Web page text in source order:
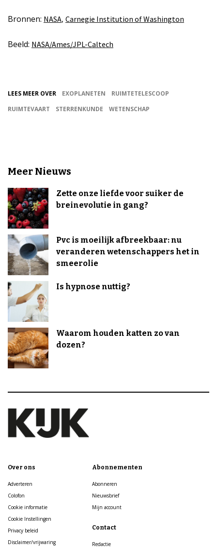
Bronnen: NASA, Carnegie Institution of Washington
Beeld: NASA/Ames/JPL-Caltech
LEES MEER OVER EXOPLANETEN
RUIMTETELESCOOP
RUIMTEVAART
STERRENKUNDE WETENSCHAP
Meer Nieuws
Zette onze liefde voor suiker de
breinevolutie in gang?
Pvc is moeilijk afbreekbaar: nu
veranderen wetenschappers het in
smeerolie
Is hypnose nuttig?
Waarom houden katten zo van
dozen?
Over ons
Adverteren
Colofon
Cookie informatie
Cookie Instellingen
Privacy beleid
Disclaimer/vrijwaring
Abonnementen
Abonneren
Nieuwsbrief
Mijn account
Contact
Redactie